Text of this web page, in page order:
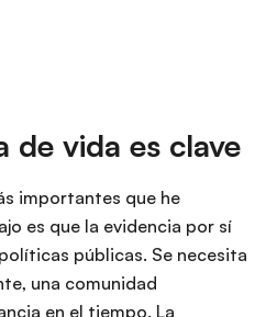
de vida es clave
importantes que he
es que la evidencia por sí
públicas. Se necesita
una comunidad
en el tiempo. La